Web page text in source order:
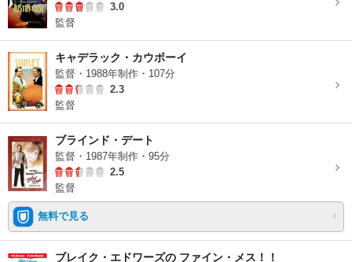
3.0
監督
キャデラック・カウボーイ
監督・1988年制作・107分
2.3
監督
ブラインド・デート
監督・1987年制作・95分
2.5
監督
無料で見る
ブレイク・エドワーズの ファイン・メス！！